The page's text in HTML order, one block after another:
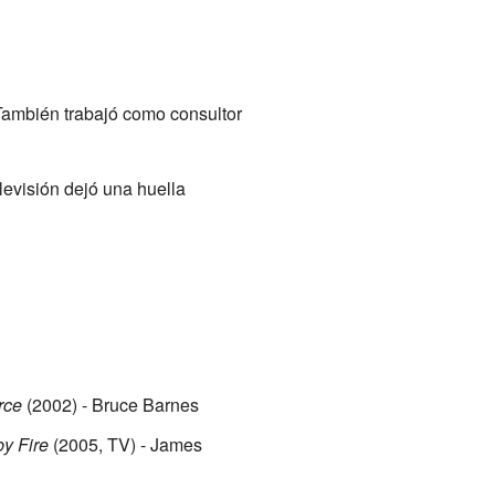
trabajó como consultor
dejó una huella
(2002) - Bruce Barnes
Fire(2005, TV) - James